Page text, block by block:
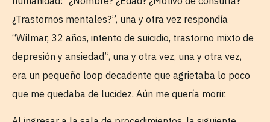
¿Trastornos mentales?”, una y otra vez respondía
“Wílmar, 32 años, intento de suicidio, trastorno mixto de
depresión y ansiedad”, una y otra vez, una y otra vez,
era un pequeño loop decadente que agrietaba lo poco
que me quedaba de lucidez. Aún me quería morir.